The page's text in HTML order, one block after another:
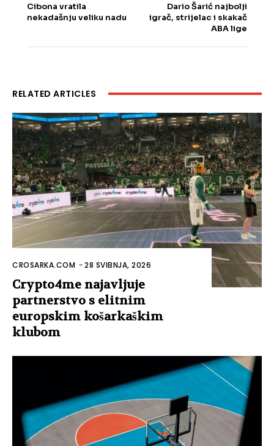
Cibona vratila
nekadašnju veliku nadu
Dario Šarić najbolji
igrač, strijelac i skakač
ABA lige
RELATED ARTICLES
CROSARKA.COM -28 SVIBNJA, 2026
Crypto4me najavljuje
partnerstvo s elitnim
europskim košarkaškim
klubom